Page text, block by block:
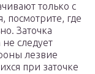
только с
посмотрите, где
Заточка
следует
лезвие
при заточке